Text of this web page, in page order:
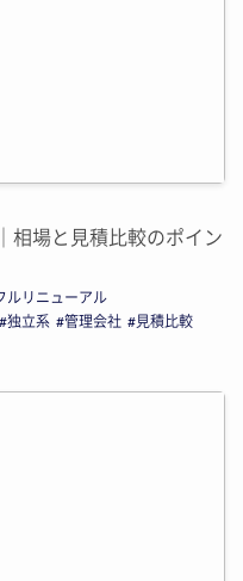
相場と見積比較のポイン
ルリニューアル
独立系 管理会社
見積比較